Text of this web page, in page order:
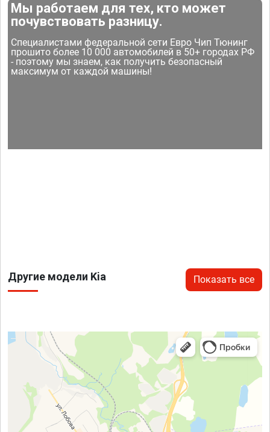
Мы работаем для тех, кто может
почувствовать разницу.
Специалистами федеральной сети Евро Чип Тюнинг
прошито более 10 000 автомобилей в 50+ городах РФ
- поэтому мы знаем, как получить безопасный
максимум от каждой машины!
Другие модели Kia Показать все